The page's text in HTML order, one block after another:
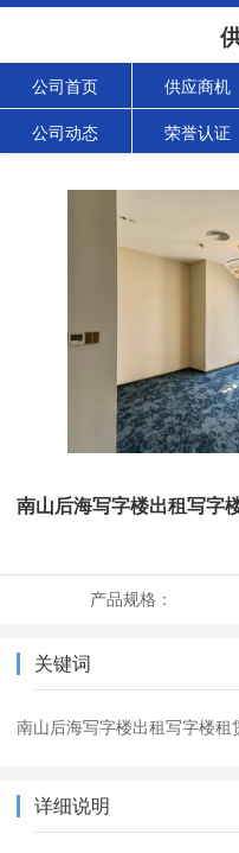
公司首页 供应商机
公司动态 荣誉认证
南山后海写字楼出租写字
产品规格：
关键词
南山后海写字楼出租写字楼租
详细说明